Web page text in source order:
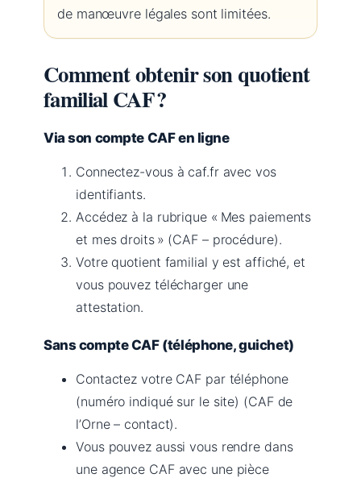
de manœuvre légales sont limitées.
Comment obtenir son quotient
familial CAF ?
Via son compte CAF en ligne
Connectez-vous à caf.fr avec vos
identifiants.
Accédez à la rubrique « Mes paiements
et mes droits » (CAF – procédure).
Votre quotient familial y est affiché, et
vous pouvez télécharger une
attestation.
Sans compte CAF (téléphone, guichet)
Contactez votre CAF par téléphone
(numéro indiqué sur le site) (CAF de
l’Orne – contact).
Vous pouvez aussi vous rendre dans
une agence CAF avec une pièce